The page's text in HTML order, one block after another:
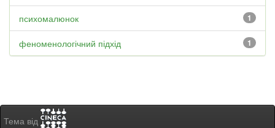
1
психомалюнок
1
феноменологічний підхід
Тема від